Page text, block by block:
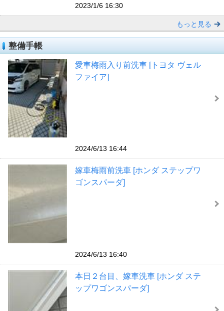
2023/1/6 16:30
もっと見る
整備手帳
愛車梅雨入り前洗車 [トヨタ ヴェル
ファイア]
2024/6/13 16:44
嫁車梅雨前洗車 [ホンダ ステップワ
ゴンスパーダ]
2024/6/13 16:40
本日２台目、嫁車洗車 [ホンダ ステ
ップワゴンスパーダ]